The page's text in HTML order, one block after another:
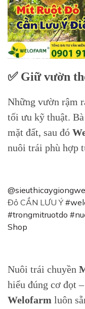
✅ Giữ vườn
Những vườn rậm
tối ưu kỹ thuật.
mặt đất, sau đó
nuôi trái phù hợp
Đỏ CẦN LƯU Ý
#trongmitruotdo
Shop
Nuôi trái chuyền
hiểu đúng cơ đọt
Welofarm luôn